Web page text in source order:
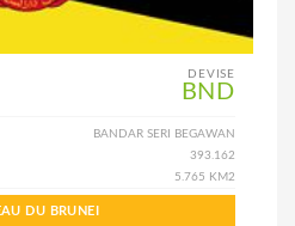
DEVISE
BND
BANDAR SERI BEGAWAN
393.162
5.765 KM2
DU BRUNEI